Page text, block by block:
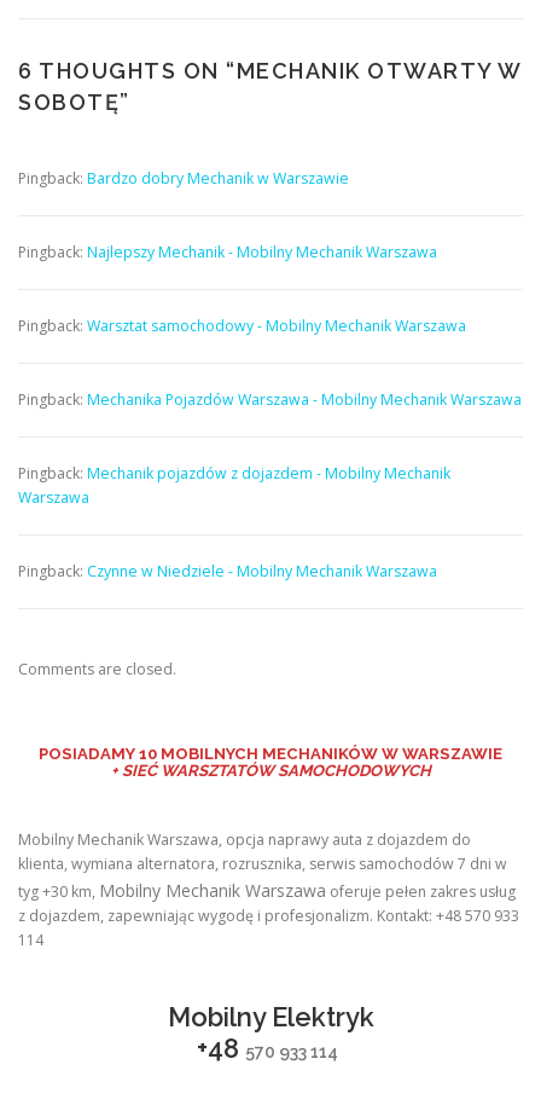
6 THOUGHTS ON “MECHANIK OTWARTY W
SOBOTĘ”
Pingback: Bardzo dobry Mechanik w Warszawie
Pingback: Najlepszy Mechanik - Mobilny Mechanik Warszawa
Pingback: Warsztat samochodowy - Mobilny Mechanik Warszawa
Pingback: Mechanika Pojazdów Warszawa - Mobilny Mechanik Warszawa
Pingback: Mechanik pojazdów z dojazdem - Mobilny Mechanik
Warszawa
Pingback: Czynne w Niedziele - Mobilny Mechanik Warszawa
Comments are closed.
POSIADAMY 10 MOBILNYCH MECHANIKÓW W WARSZAWIE
+ SIEĆ WARSZTATÓW SAMOCHODOWYCH
Mobilny Mechanik Warszawa, opcja naprawy auta z dojazdem do
klienta, wymiana alternatora, rozrusznika, serwis samochodów 7 dni w
tyg +30 km, Mobilny Mechanik Warszawa oferuje pełen zakres usług
z dojazdem, zapewniając wygodę i profesjonalizm. Kontakt: +48 570 933
114
Mobilny Elektryk
+48 570 933 114